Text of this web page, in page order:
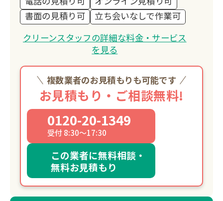
書面の見積り可
立ち会いなしで作業可
クリーンスタッフの詳細な料金・サービス
を見る
複数業者のお見積もりも可能です
お見積もり・ご相談無料!
0120-20-1349
受付 8:30～17:30
この業者に無料相談・
無料お見積もり